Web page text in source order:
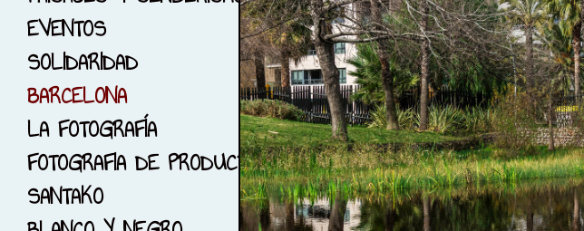
7-GUIMERA, LLEIDA
8-SOLO ROJO...
9-JARDINES
10-DIMONIS Y BRUIXES
11-CIUDAD DE LAS
CIENCIAS
12-EL PARK GUELL
EVENTOS
SOLIDARIDAD
BARCELONA
LA FOTOGRAFÍA
FOTOGRAFIA DE PRODUCTO
SANTAKO